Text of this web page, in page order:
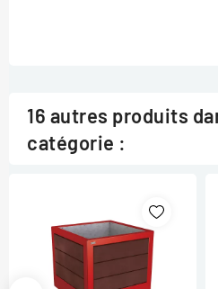
16 autres produits
catégorie :